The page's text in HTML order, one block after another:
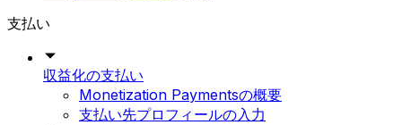
支払い
収益化の支払い
Monetization Paymentsの概要
支払い先プロフィールの入力